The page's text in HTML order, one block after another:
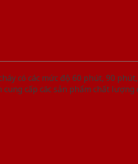
có các mức độ 60 phút, 90
cung cấp các sản phẩm chất lượng